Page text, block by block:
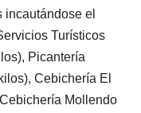
incautándose el
Turísticos
Picantería
Cebichería El
Mollendo